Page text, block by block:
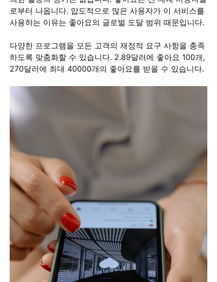
로부터 나옵니다. 압도적으로 많은 사용자가 이 서비스를
사용하는 이유는 좋아요의 글로벌 도달 범위 때문입니다.
다양한 프로그램을 모든 고객의 재정적 요구 사항을 충족
하도록 맞춤화할 수 있습니다. 2.89달러에 좋아요 100개,
270달러에 최대 40000개의 좋아요를 받을 수 있습니다.